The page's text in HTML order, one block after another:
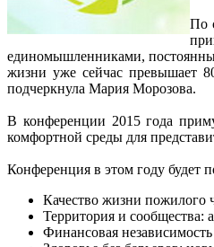
По
единомышленниками,
жизни уже сейчас превышает
подчеркнула Мария Морозова.
В конференции 2015 года
комфортной среды для
Конференция в этом году будет
Качество жизни пожилого
Территория и сообщества:
Финансовая